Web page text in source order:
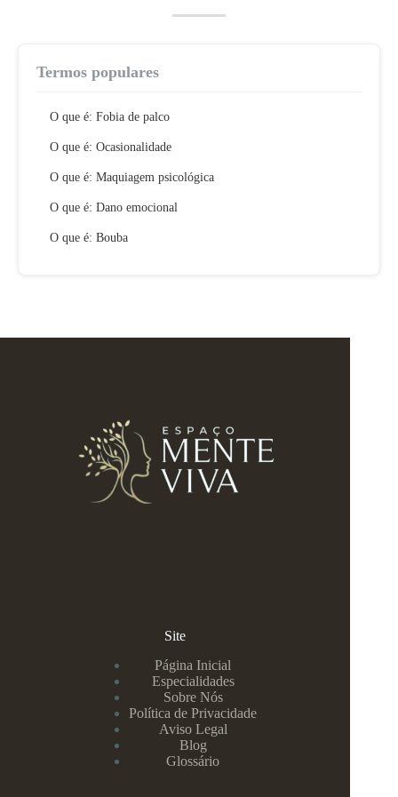
Termos populares
O que é: Fobia de palco
O que é: Ocasionalidade
O que é: Maquiagem psicológica
O que é: Dano emocional
O que é: Bouba
Site
Página Inicial
Especialidades
Sobre Nós
Política de Privacidade
Aviso Legal
Blog
Glossário